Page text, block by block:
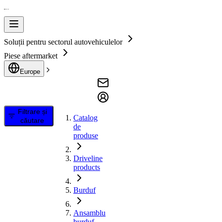
Soluții pentru sectorul autovehiculelor
Piese aftermarket
Europe
Filtrare și
căutare
Catalog
de
produse
Driveline
products
Burduf
Ansamblu